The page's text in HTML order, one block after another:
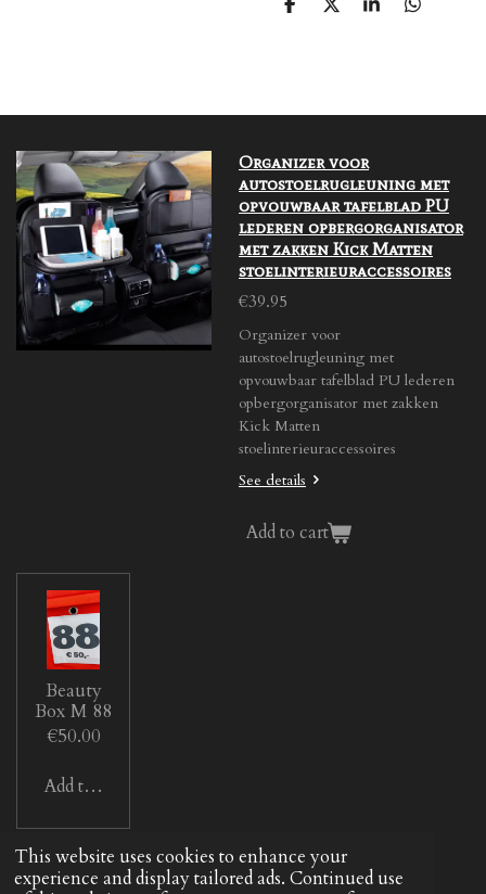
This website uses cookies to enhance your
experience and display tailored ads. Continued use
S
S
S
S
Organizer voor
autostoelrugleuning met
opvouwbaar tafelblad PU
lederen opbergorganisator
met zakken Kick Matten
stoelinterieuraccessoires
€39.95
Organizer voor
autostoelrugleuning met
opvouwbaar tafelblad PU lederen
opbergorganisator met zakken
Kick Matten
stoelinterieuraccessoires
See details
Add to cart
Beauty
Box M 88
€50.00
Add to cart
© 2022 - 2026 Beautym